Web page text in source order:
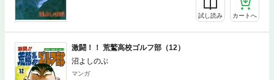
試し読み カートへ
激闘！！ 荒鷲高校ゴルフ部（12）
沼よしのぶ
マンガ